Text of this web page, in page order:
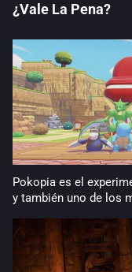
¿Vale La Pena?
Pokopia es el
y también uno de los